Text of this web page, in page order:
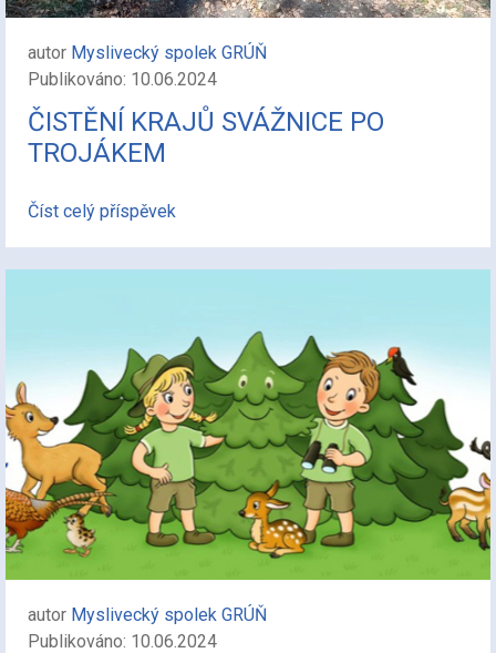
autor Myslivecký spolek GRÚŇ
Publikováno: 10.06.2024
ČISTĚNÍ KRAJŮ SVÁŽNICE PO
TROJÁKEM
Číst celý příspěvek
autor Myslivecký spolek GRÚŇ
Publikováno: 10.06.2024